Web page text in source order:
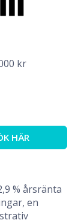
kr
HÄR
% årsränta
en